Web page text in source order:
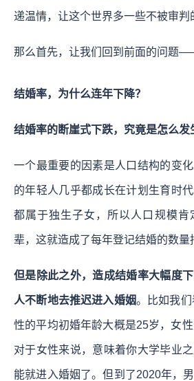
递温情，让这个世界多一些不被审判
那么首先，让我们回到前面的问题
结婚率，为什么连年下降？
结婚率的断崖式下跌，究竟是怎么发
一个最重要的因素是人口结构的变
的年轻人几乎都成长在计划生育时
都属于独生子女，所以人口规模肯
辈，这就造成了每年登记结婚的数量
但是除此之外，造成结婚率大幅度
人不断地去推迟进入婚姻。比如我
性的平均初婚年龄大概是25岁，女
对于女性来说，意味着你大学毕业
能就进入婚姻了。但到了2020年，